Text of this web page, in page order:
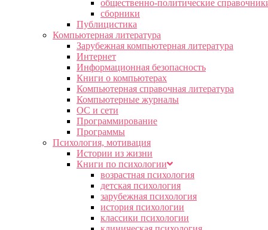
общественно-политические
сборники
Публицистика
Компьютерная литература
Зарубежная компьютерная литература
Интернет
Информационная безопасность
Книги о компьютерах
Компьютерная справочная литература
Компьютерные журналы
ОС и сети
Программирование
Программы
Психология, мотивация
Истории из жизни
Книги по психологии
возрастная психология
детская психология
зарубежная психология
история психологии
классики психологии